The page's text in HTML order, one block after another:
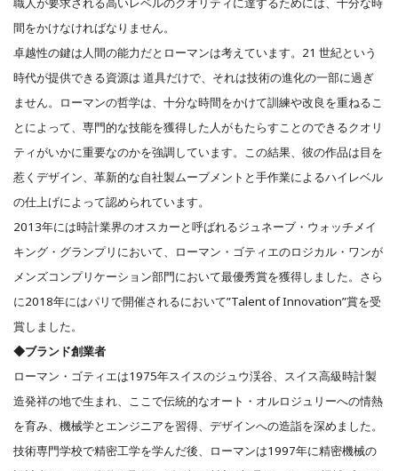
間をかけなければなりません。
卓越性の鍵は人間の能力だとローマンは考えています。21 世紀という
時代が提供できる資源は 道具だけで、それは技術の進化の一部に過ぎ
ません。ローマンの哲学は、十分な時間をかけて訓練や改良を重ねるこ
とによって、専門的な技能を獲得した人がもたらすことのできるクオリ
ティがいかに重要なのかを強調しています。 この結果、彼の作品は目を
惹くデザイン、革新的な自社製ムーブメントと手作業によるハイレベル
の仕上げによって認められています。
2013年には時計業界のオスカーと呼ばれるジュネーブ・ウォッチメイ
キング・グランプリにおいて、ローマン・ゴティエのロジカル・ワンが
メンズコンプリケーション部門において最優秀賞を獲得しました。さら
に2018年にはパリで開催されるにおいて”Talent of Innovation”賞を受
賞しました。
◆ブランド創業者
ローマン・ゴティエは1975年スイスのジュウ渓谷、スイス高級時計製
造発祥の地で生まれ、ここで伝統的なオート・オルロジュリーへの情熱
を育み、機械学とエンジニアを習得、デザインへの造詣を深めました。
技術専門学校で精密工学を学んだ後、ローマンは1997年に精密機械の